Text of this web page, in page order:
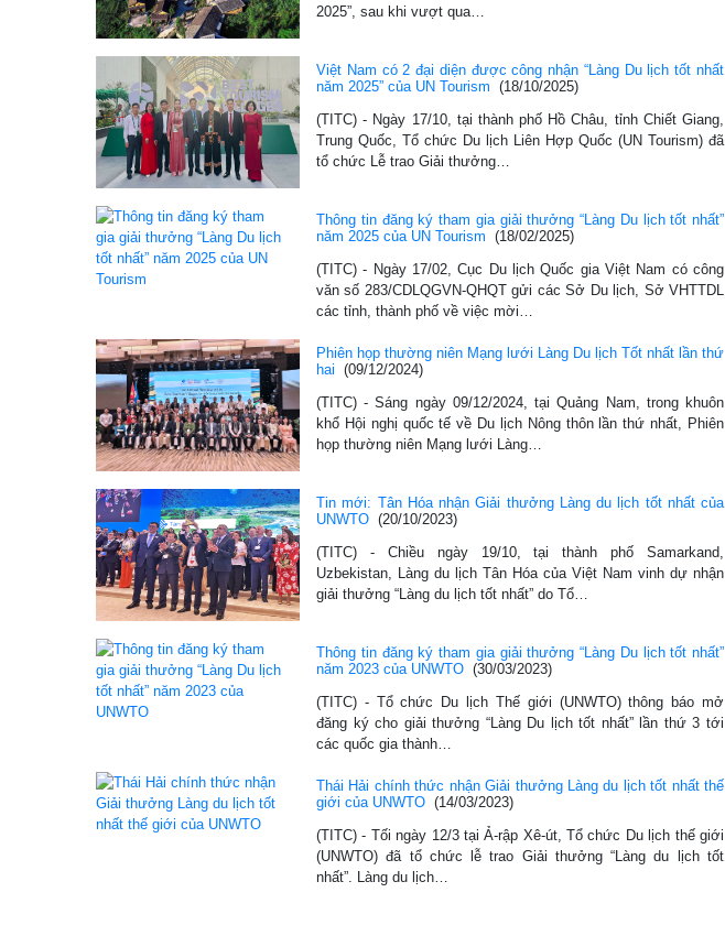
2025”, sau khi vượt qua…
Việt Nam có 2 đại diện được công nhận “Làng Du lịch tốt nhất
năm 2025” của UN Tourism (18/10/2025)
(TITC) - Ngày 17/10, tại thành phố Hồ Châu, tỉnh Chiết Giang,
Trung Quốc, Tổ chức Du lịch Liên Hợp Quốc (UN Tourism) đã
tổ chức Lễ trao Giải thưởng…
Thông tin đăng ký tham gia giải thưởng “Làng Du lịch tốt nhất”
năm 2025 của UN Tourism (18/02/2025)
(TITC) - Ngày 17/02, Cục Du lịch Quốc gia Việt Nam có công
văn số 283/CDLQGVN-QHQT gửi các Sở Du lịch, Sở VHTTDL
các tỉnh, thành phố về việc mời…
Phiên họp thường niên Mạng lưới Làng Du lịch Tốt nhất lần thứ
hai (09/12/2024)
(TITC) - Sáng ngày 09/12/2024, tại Quảng Nam, trong khuôn
khổ Hội nghị quốc tế về Du lịch Nông thôn lần thứ nhất, Phiên
họp thường niên Mạng lưới Làng…
Tin mới: Tân Hóa nhận Giải thưởng Làng du lịch tốt nhất của
UNWTO (20/10/2023)
(TITC) - Chiều ngày 19/10, tại thành phố Samarkand,
Uzbekistan, Làng du lịch Tân Hóa của Việt Nam vinh dự nhận
giải thưởng “Làng du lịch tốt nhất” do Tổ…
Thông tin đăng ký tham gia giải thưởng “Làng Du lịch tốt nhất”
năm 2023 của UNWTO (30/03/2023)
(TITC) - Tổ chức Du lịch Thế giới (UNWTO) thông báo mở
đăng ký cho giải thưởng “Làng Du lịch tốt nhất” lần thứ 3 tới
các quốc gia thành…
Thái Hải chính thức nhận Giải thưởng Làng du lịch tốt nhất thế
giới của UNWTO (14/03/2023)
(TITC) - Tối ngày 12/3 tại Ả-rập Xê-út, Tổ chức Du lịch thế giới
(UNWTO) đã tổ chức lễ trao Giải thưởng “Làng du lịch tốt
nhất”. Làng du lịch…